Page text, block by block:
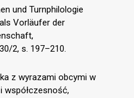
und Turnphilologie
Vorläufer der
2, s. 197–210.
z wyrazami obcymi w
współczesność,